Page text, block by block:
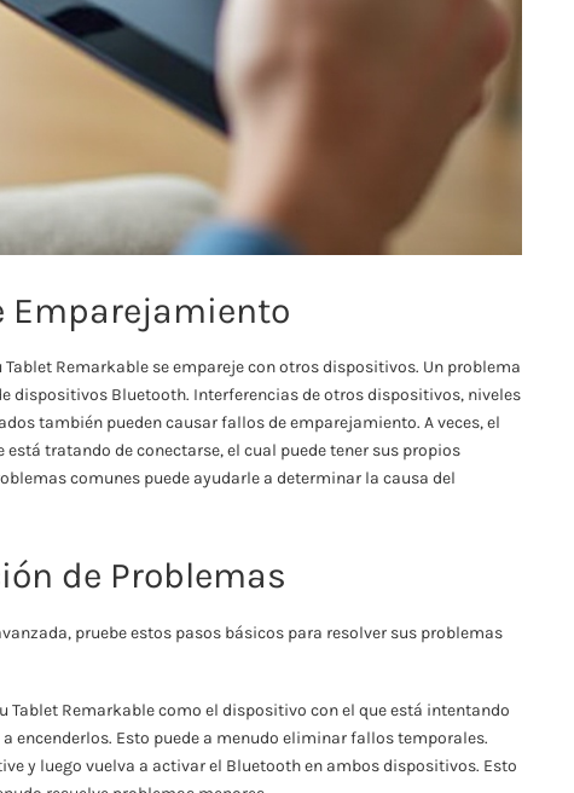
Emparejamiento
Remarkable se empareje con otros dispositivos. Un problema
dispositivos Bluetooth. Interferencias de otros dispositivos, niveles
también pueden causar fallos de emparejamiento. A veces, el
tratando de conectarse, el cual puede tener sus propios
comunes puede ayudarle a determinar la causa del
de Problemas
pruebe estos pasos básicos para resolver sus problemas
Tablet Remarkable como el dispositivo con el que está intentando
encenderlos. Esto puede a menudo eliminar fallos temporales.
y luego vuelva a activar el Bluetooth en ambos dispositivos. Esto